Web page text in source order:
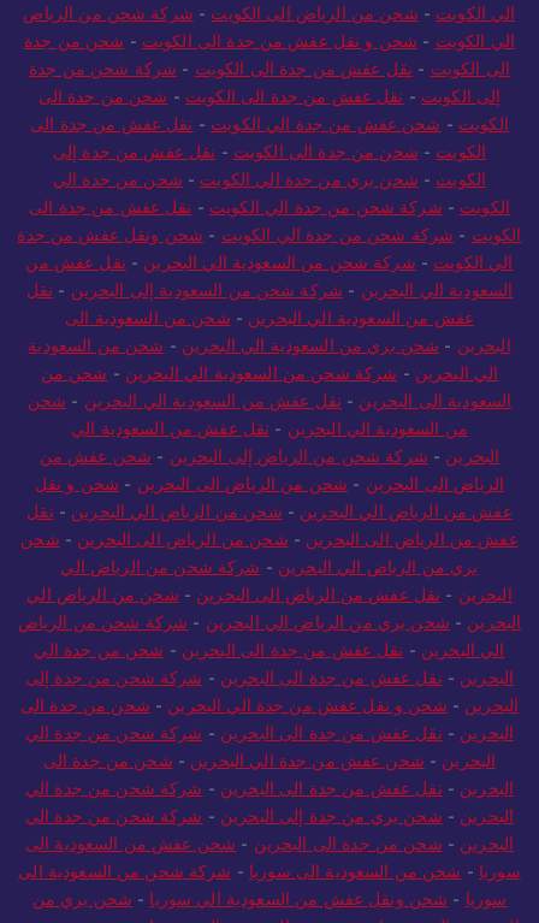
الي الكويت - شحن من الرياض الى الكويت - شركة شحن من الرياض
الي الكويت - شحن و نقل عفش من جدة الى الكويت - شحن من جدة
الى الكويت - نقل عفش من جدة الى الكويت - شركة شحن من جدة
إلى الكويت - نقل عفش من جدة الى الكويت - شحن من جدة الى
الكويت - شحن عفش من جدة الي الكويت - نقل عفش من جدة الى
الكويت - شحن من جدة الى الكويت - نقل عفش من جدة إلى
الكويت - شحن بري من جدة الي الكويت - شحن من جدة الي
الكويت - شركة شحن من جدة الي الكويت - نقل عفش من جدة الى
الكويت - شركة شحن من جدة الي الكويت - شحن ونقل عفش من جدة
الي الكويت - شركة شحن من السعودية الي البحرين - نقل عفش من
السعودية الي البحرين - شركة شحن من السعودية إلى البحرين - نقل
عفش من السعودية الي البحرين - شحن من السعودية الى
البحرين - شحن بري من السعودية الي البحرين - شحن من السعودية
الي البحرين - شركة شحن من السعودية الي البحرين - شحن من
السعودية الى البحرين - نقل عفش من السعودية الي البحرين - شحن
من السعودية الي البحرين - نقل عفش من السعودية الي
البحرين - شركة شحن من الرياض إلى البحرين - شحن عفش من
الرياض الى البحرين - شحن من الرياض الى البحرين - شحن و نقل
عفش من الرياض الي البحرين - شحن من الرياض الي البحرين - نقل
عفش من الرياض الى البحرين - شحن من الرياض الى البحرين - شحن
بري من الرياض الي البحرين - شركة شحن من الرياض الي
البحرين - نقل عفش من الرياض الى البحرين - شحن من الرياض الي
البحرين - شحن بري من الرياض الي البحرين - شركة شحن من الرياض
الي البحرين - نقل عفش من جدة الى البحرين - شحن من جدة الي
البحرين - نقل عفش من جدة الى البحرين - شركة شحن من جدة إلى
البحرين - شحن و نقل عفش من جدة الي البحرين - شحن من جدة الى
البحرين - نقل عفش من جدة الى البحرين - شركة شحن من جدة الي
البحرين - شحن عفش من جدة الي البحرين - شحن من جدة الى
البحرين - نقل عفش من جدة الى البحرين - شركة شحن من جدة الي
البحرين - شحن بري من جدة إلى البحرين - شركة شحن من جدة الي
البحرين - شحن من جدة الى البحرين - شحن عفش من السعودية الى
سوريا - شحن من السعودية الى سوريا - شركة شحن من السعودية الى
سوريا - شحن ونقل عفش من السعودية الي سوريا - شحن بري من